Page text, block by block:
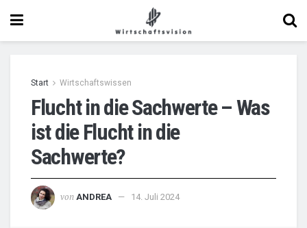
Start Wirtschaftswissen
Flucht in die Sachwerte – Was
ist die Flucht in die
Sachwerte?
von ANDREA 14. Juli 2024